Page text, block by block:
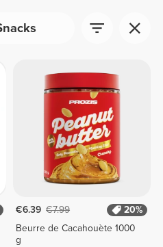
€6.39 €7.99
20%
Beurre de Cacahouète 1000
g